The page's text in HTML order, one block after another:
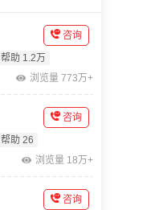
帮助 1.2万
咨询
浏览量 773万+
帮助 26
咨询
浏览量 18万+
咨询